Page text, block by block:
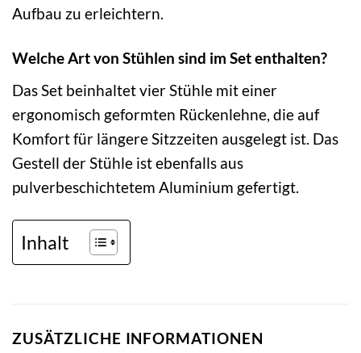
Aufbau zu erleichtern.
Welche Art von Stühlen sind im Set enthalten?
Das Set beinhaltet vier Stühle mit einer
ergonomisch geformten Rückenlehne, die auf
Komfort für längere Sitzzeiten ausgelegt ist. Das
Gestell der Stühle ist ebenfalls aus
pulverbeschichtetem Aluminium gefertigt.
Inhalt
ZUSÄTZLICHE INFORMATIONEN